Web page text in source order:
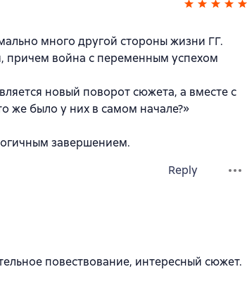
много другой стороны жизни ГГ.
причем война с переменным успехом
новый поворот сюжета, а вместе с
же было у них в самом начале?»
завершением.
Reply
повествование, интересный сюжет.